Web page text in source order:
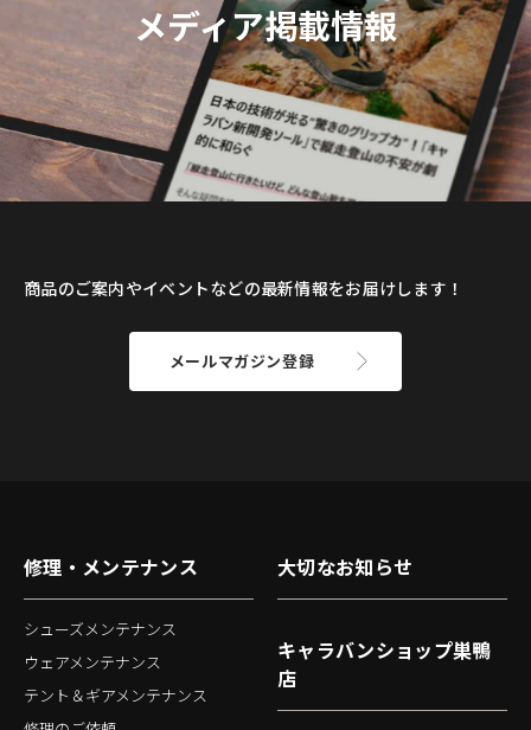
メディア掲載情報
商品のご案内やイベントなどの最新情報をお届けします！
メールマガジン登録
修理・メンテナンス
シューズメンテナンス
ウェアメンテナンス
テント＆ギアメンテナンス
大切なお知らせ
キャラバンショップ巣鴨
店